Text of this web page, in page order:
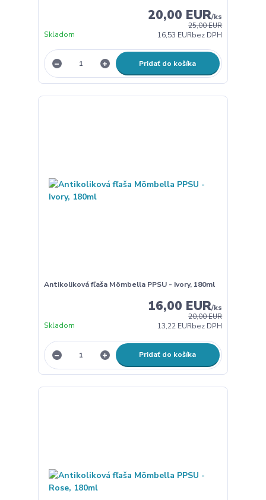
25,00 EUR
20,00 EUR/ks
16,53 EURbez DPH
Skladom
Pridať do košíka
Antikoliková fľaša Mömbella PPSU - Ivory, 180ml
20,00 EUR
16,00 EUR/ks
13,22 EURbez DPH
Skladom
Pridať do košíka